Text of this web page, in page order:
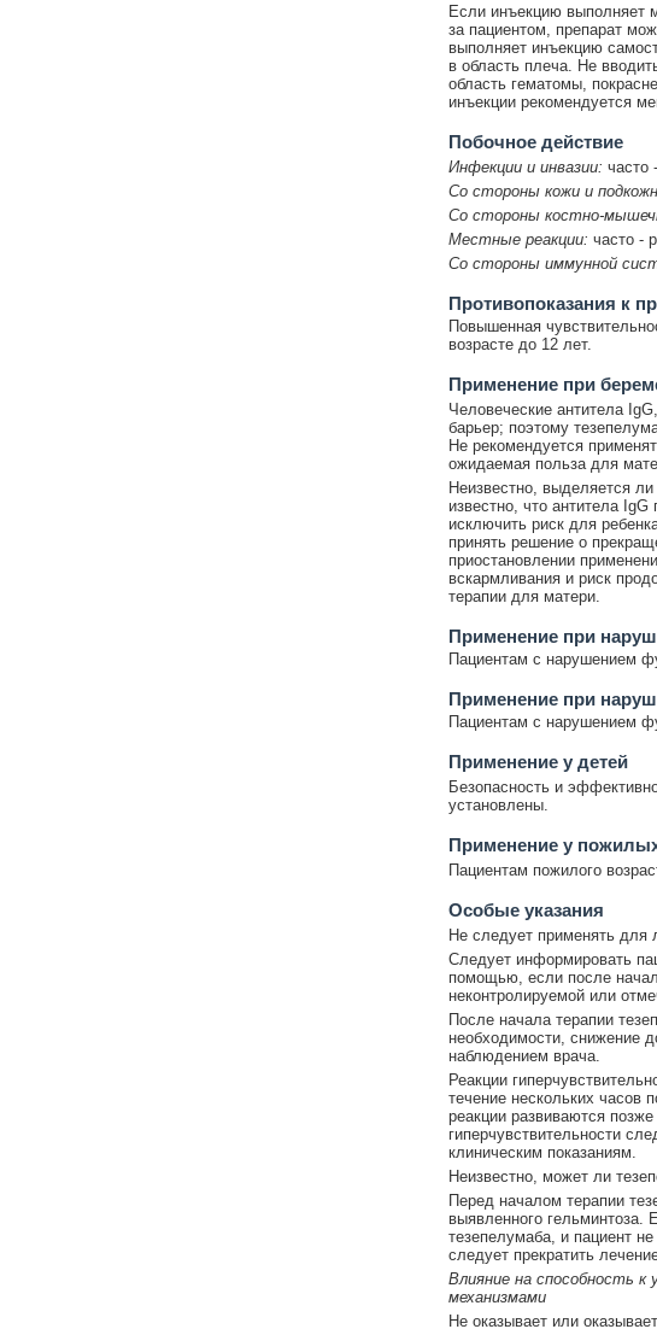
Если инъекцию выполняет
за пациентом, препарат
выполняет инъекцию
в область плеча. Не
область гематомы,
инъекции рекомендуется
Побочное действие
Инфекции и инвазии: часто
Со стороны кожи и
Со стороны костно-
Местные реакции: часто -
Со стороны иммунной
Противопоказания к
Повышенная
возрасте до 12 лет.
Применение при
Человеческие антитела
барьер; поэтому
Не рекомендуется
ожидаемая польза для
Неизвестно, выделяется
известно, что антитела
исключить риск для
принять решение о
приостановлении
вскармливания и риск
терапии для матери.
Применение при
Пациентам с нарушением
Применение при
Пациентам с нарушением
Применение у детей
Безопасность и
установлены.
Применение у
Пациентам пожилого
Особые указания
Не следует применять для
Следует информировать
помощью, если после
неконтролируемой или
После начала терапии
необходимости, снижение
наблюдением врача.
Реакции
течение нескольких часов
реакции развиваются
гиперчувствительности
клиническим показаниям.
Неизвестно, может ли
Перед началом терапии
выявленного гельминтоза.
тезепелумаба, и пациент
следует прекратить
Влияние на способность
механизмами
Не оказывает или